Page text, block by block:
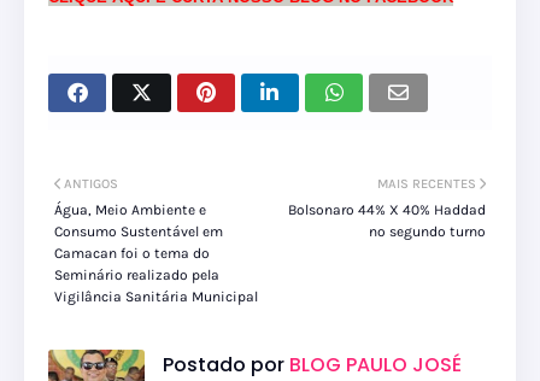
MAIS RECENTES
Bolsonaro 44% X 40% Haddad
no segundo turno
ANTIGOS
Água, Meio Ambiente e
Consumo Sustentável em
Camacan foi o tema do
Seminário realizado pela
Vigilância Sanitária Municipal
Postado por BLOG PAULO JOSÉ